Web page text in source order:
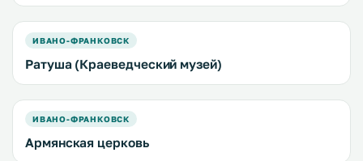
ИВАНО-ФРАНКОВСК
Ратуша (Краеведческий музей)
ИВАНО-ФРАНКОВСК
Армянская церковь